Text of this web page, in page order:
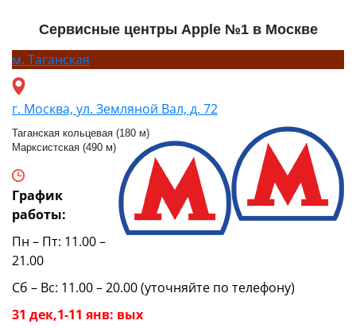
Сервисные центры Apple №1 в Москве
м. Таганская
г. Москва, ул. Земляной Вал, д. 72
Таганская кольцевая (180 м)
Марксистская (490 м)
График
работы:
Пн – Пт: 11.00 –
21.00
Сб – Вс: 11.00 – 20.00 (уточняйте по телефону)
31 дек,1-11 янв: вых